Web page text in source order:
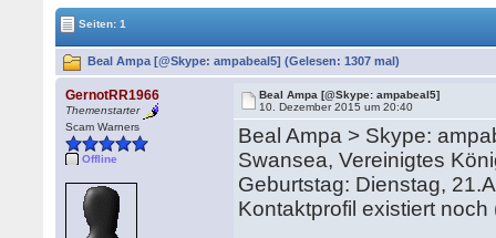
Seiten: 1
Beal Ampa [@Skype: ampabeal5] (Gelesen: 1307 mal)
GernotRR1966
Themenstarter
Scam Warners
Offline
Beal Ampa [@Skype: ampabeal5]
10. Dezember 2015 um 20:40
Beal Ampa > Skype:
Swansea, Vereinigtes
Geburtstag: Dienstag,
Kontaktprofil existiert noch